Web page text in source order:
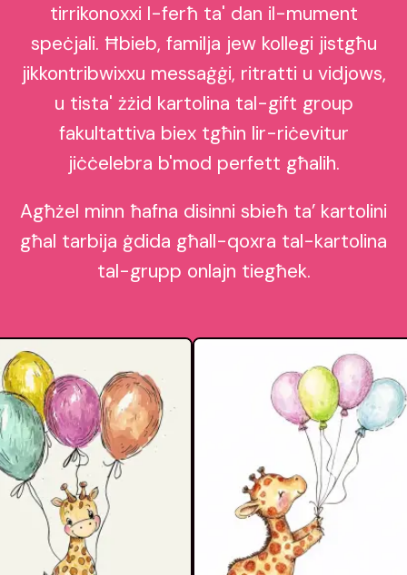
tirrikonoxxi l-ferħ ta' dan il-mument
speċjali. Ħbieb, familja jew kollegi jistgħu
jikkontribwixxu messaġġi, ritratti u vidjows,
u tista' żżid kartolina tal-gift group
fakultattiva biex tgħin lir-riċevitur
jiċċelebra b'mod perfett għalih.
Agħżel minn ħafna disinni sbieħ ta’ kartolini
għal tarbija ġdida għall-qoxra tal-kartolina
tal-grupp onlajn tiegħek.